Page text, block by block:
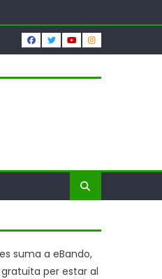
suma a eBando,
gratuïta per estar al